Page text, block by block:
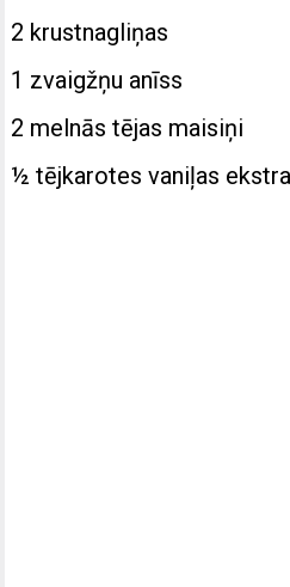
2 krustnagliņas
1 zvaigžņu anīss
2 melnās tējas maisiņi
½ tējkarotes vaniļas